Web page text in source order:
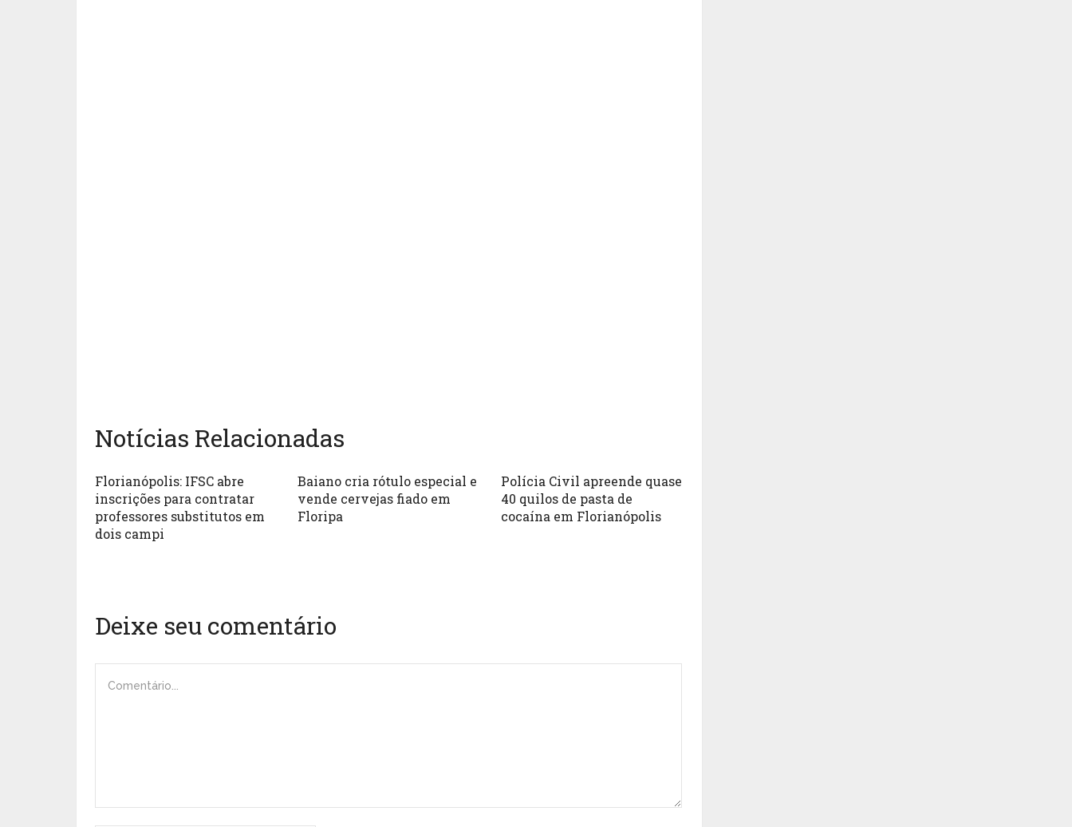
Notícias Relacionadas
Florianópolis: IFSC abre
inscrições para contratar
professores substitutos em
dois campi
Baiano cria rótulo especial e
vende cervejas fiado em
Floripa
Polícia Civil apreende quase
40 quilos de pasta de
cocaína em Florianópolis
Deixe seu comentário